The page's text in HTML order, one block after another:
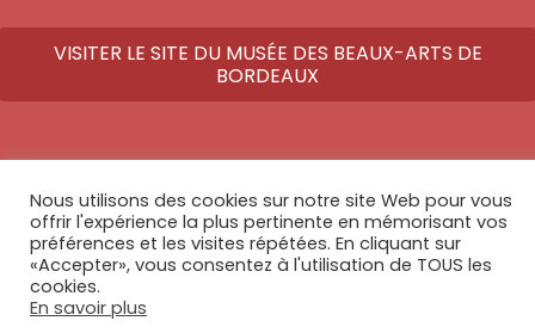
VISITER LE SITE DU MUSÉE DES BEAUX-ARTS DE
BORDEAUX
© Copyright 2026 - Tous droits réservés - Réalisé parAthome Studio
Nous utilisons des cookies sur notre site Web pour vous
offrir l'expérience la plus pertinente en mémorisant vos
préférences et les visites répétées. En cliquant sur
«Accepter», vous consentez à l'utilisation de TOUS les
cookies.
En savoir plus